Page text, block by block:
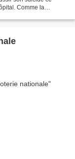
Comme la